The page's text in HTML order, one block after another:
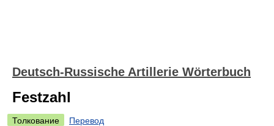
Deutsch-Russische Artillerie Wörterbuch
Festzahl
Толкование
Перевод